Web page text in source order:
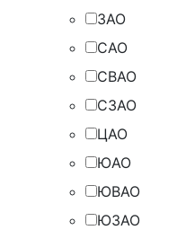
ЗАО
САО
СВАО
СЗАО
ЦАО
ЮАО
ЮВАО
ЮЗАО